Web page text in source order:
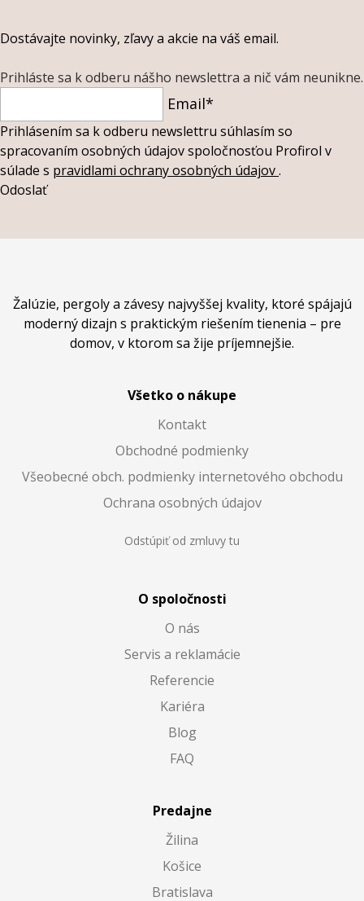
Dostávajte novinky, zľavy a akcie na váš email.
Prihláste sa k odberu nášho newslettra a nič vám neunikne.
Email*
Prihlásením sa k odberu newslettru súhlasím so
spracovaním osobných údajov spoločnosťou Profirol v
súlade s pravidlami ochrany osobných údajov.
Odoslať
Žalúzie, pergoly a závesy najvyššej kvality, ktoré spájajú
moderný dizajn s praktickým riešením tienenia – pre
domov, v ktorom sa žije príjemnejšie.
Všetko o nákupe
Kontakt
Obchodné podmienky
Všeobecné obch. podmienky internetového obchodu
Ochrana osobných údajov
Odstúpiť od zmluvy tu
O spoločnosti
O nás
Servis a reklamácie
Referencie
Kariéra
Blog
FAQ
Predajne
Žilina
Košice
Bratislava